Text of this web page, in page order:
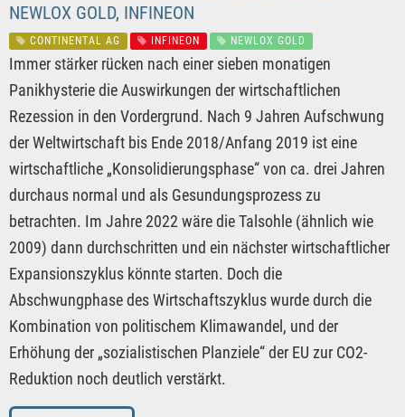
EWLOX GOLD, INFINEON
CONTINENTAL AG INFINEON NEWLOX GOLD
Immer stärker rücken nach einer sieben monatigen
Panikhysterie die Auswirkungen der wirtschaftlichen
Rezession in den Vordergrund. Nach 9 Jahren Aufschwung
der Weltwirtschaft bis Ende 2018/Anfang 2019 ist eine
wirtschaftliche „Konsolidierungsphase“ von ca. drei Jahren
durchaus normal und als Gesundungsprozess zu
betrachten. Im Jahre 2022 wäre die Talsohle (ähnlich wie
2009) dann durchschritten und ein nächster wirtschaftlicher
Expansionszyklus könnte starten. Doch die
Abschwungphase des Wirtschaftszyklus wurde durch die
Kombination von politischem Klimawandel, und der
Erhöhung der „sozialistischen Planziele“ der EU zur CO2-
Reduktion noch deutlich verstärkt.